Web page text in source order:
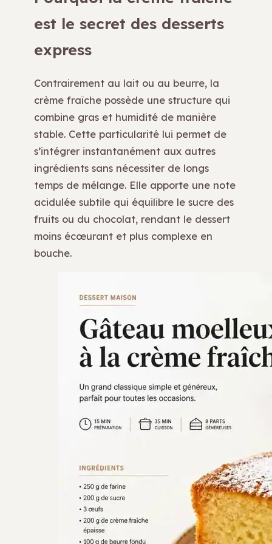
est le secret des desserts
express
Contrairement au lait ou au beurre, la
crème fraîche possède une structure qui
combine gras et humidité de manière
stable. Cette particularité lui permet de
s’intégrer instantanément aux autres
ingrédients sans nécessiter de longs
temps de mélange. Elle apporte une note
acidulée subtile qui équilibre le sucre des
fruits ou du chocolat, rendant le dessert
moins écœurant et plus complexe en
bouche.